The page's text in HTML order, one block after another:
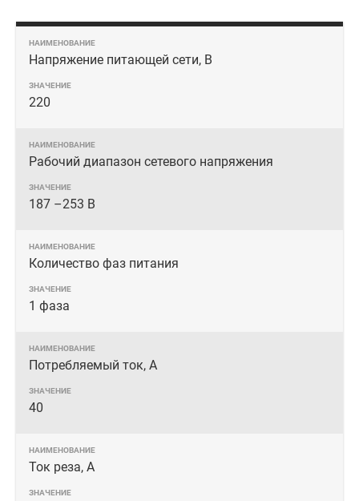
Напряжение питающей сети, В
220
Рабочий диапазон сетевого напряжения
187 –253 В
Количество фаз питания
1 фаза
Потребляемый ток, А
40
Ток реза, А